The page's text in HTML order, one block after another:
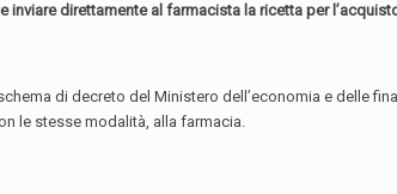
inviare direttamente al farmacista la ricetta per
di decreto del Ministero dell’economia e delle
le stesse modalità, alla farmacia.